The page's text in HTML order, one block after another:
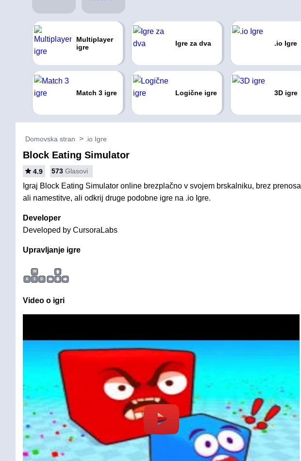
Multiplayer
igre
Igre za dva .io Igre
Match 3 igre Logične igre 3D igre
Domovska stran .io Igre
Block Eating Simulator
4.9 573 Glasovi
Igraj Block Eating Simulator online brezplačno v svojem brskalniku, brez prenosa
ali namestitve, ali odkrij druge podobne igre na .io Igre.
Developer
Developed by CursoraLabs
Upravljanje igre
W
A
S D
Video o igri